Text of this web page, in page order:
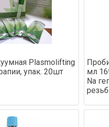
Plasmolifting
упак. 20шт
мл
Na